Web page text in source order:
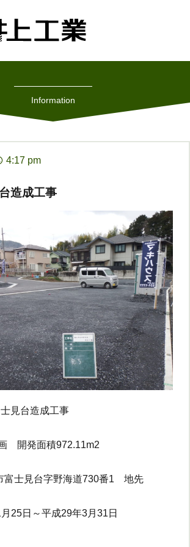
Information
4:17 pm
造成工事
見台造成工事
開発面積972.11m2
富士見台字野海道730番1 地先
25日～平成29年3月31日